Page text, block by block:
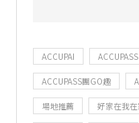
ACCUPAI ACCUPASS
ACCUPASS團GO趣
場地推薦 好家在我在